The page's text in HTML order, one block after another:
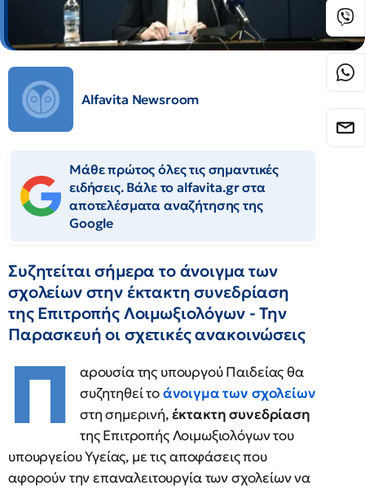
Alfavita Newsroom
Μάθε πρώτος όλες τις σημαντικές
ειδήσεις. Βάλε το alfavita.gr στα
αποτελέσματα αναζήτησης της
Google
Συζητείται σήμερα το άνοιγμα των
σχολείων στην έκτακτη συνεδρίαση
της Επιτροπής Λοιμωξιολόγων - Την
Παρασκευή οι σχετικές ανακοινώσεις
Π
αρουσία της υπουργού Παιδείας θα
συζητηθεί τοάνοιγμα των σχολείων
στη σημερινή,έκτακτη συνεδρίαση
της Επιτροπής Λοιμωξιολόγων του
υπουργείου Υγείας, με τις αποφάσεις που
αφορούν την επαναλειτουργία των σχολείων να